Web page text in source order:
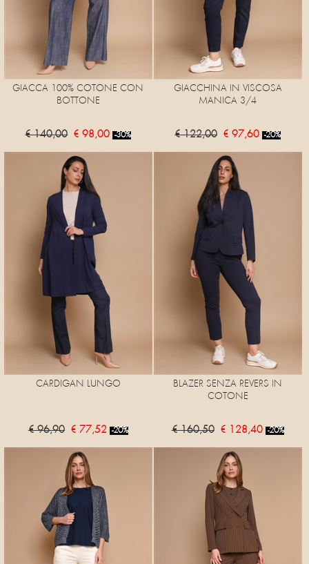
GIACCA 100% COTONE CON
BOTTONE
€ 140,00 € 98,00 -30%
GIACCHINA IN VISCOSA
MANICA 3/4
€ 122,00 € 97,60 -20%
CARDIGAN LUNGO
€ 96,90 € 77,52 -20%
BLAZER SENZA REVERS IN
COTONE
€ 160,50 € 128,40 -20%